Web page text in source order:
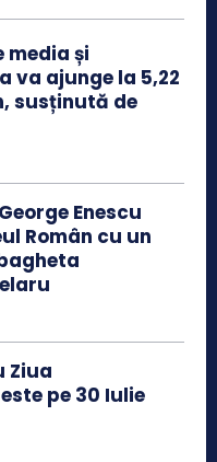
media și
va ajunge la 5,22
susținută de
Enescu
Român cu un
Ziua
pe 30 Iulie